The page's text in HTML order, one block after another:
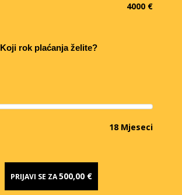
4000 €
Koji rok plaćanja želite?
18 Mjeseci
PRIJAVI SE ZA500,00 €